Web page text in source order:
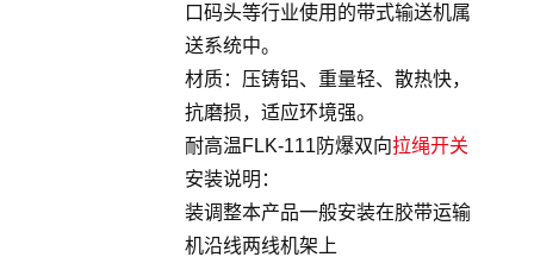
口码头等行业使用的带式输送机属
送系统中。
材质：压铸铝、重量轻、散热快，
抗磨损，适应环境强。
耐高温FLK-111防爆双向拉绳开关
安装说明：
装调整本产品一般安装在胶带运输
机沿线两线机架上